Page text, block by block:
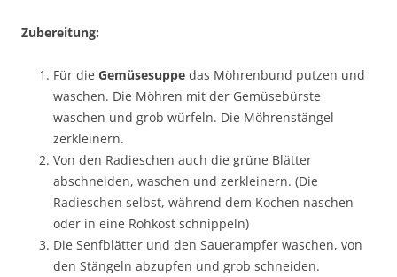
Zubereitung:
Für die Gemüsesuppe das Möhrenbund putzen und
waschen. Die Möhren mit der Gemüsebürste
waschen und grob würfeln. Die Möhrenstängel
zerkleinern.
Von den Radieschen auch die grüne Blätter
abschneiden, waschen und zerkleinern. (Die
Radieschen selbst, während dem Kochen naschen
oder in eine Rohkost schnippeln)
Die Senfblätter und den Sauerampfer waschen, von
den Stängeln abzupfen und grob schneiden.